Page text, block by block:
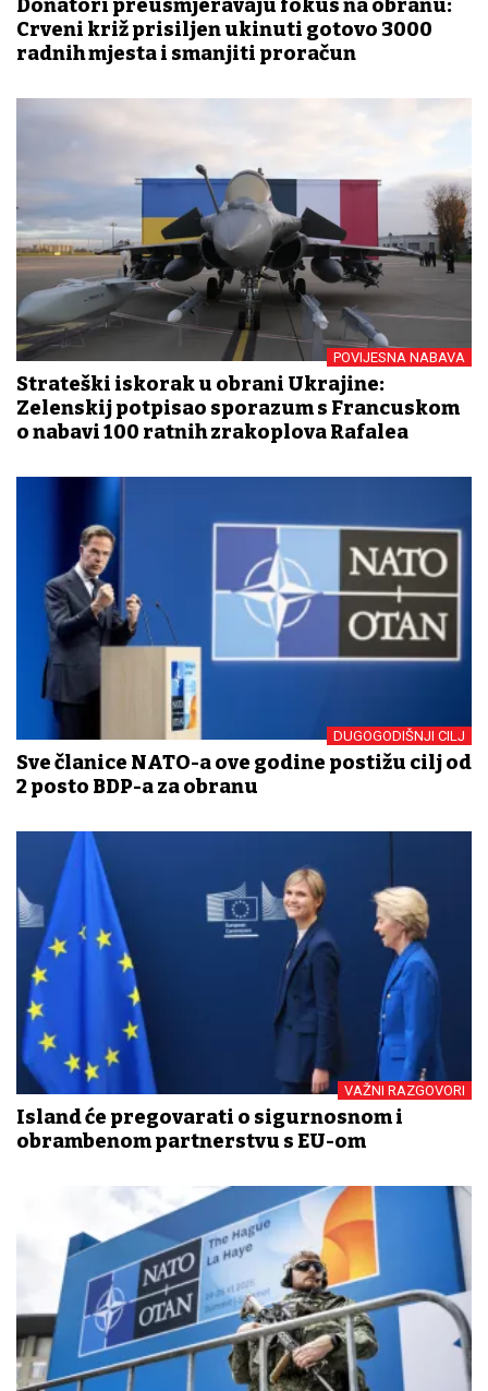
Donatori preusmjeravaju fokus na obranu:
Crveni križ prisiljen ukinuti gotovo 3000
radnih mjesta i smanjiti proračun
POVIJESNA NABAVA
Strateški iskorak u obrani Ukrajine:
Zelenskij potpisao sporazum s Francuskom
o nabavi 100 ratnih zrakoplova Rafalea
DUGOGODIŠNJI CILJ
Sve članice NATO-a ove godine postižu cilj od
2 posto BDP-a za obranu
VAŽNI RAZGOVORI
Island će pregovarati o sigurnosnom i
obrambenom partnerstvu s EU-om